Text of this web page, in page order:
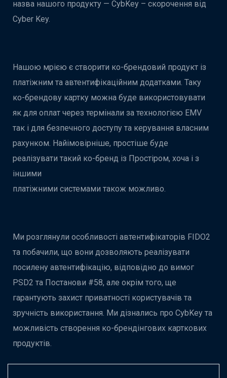
назва нашого продукту — CybKey – скорочення від
Cyber Key.
Нашою мрією є створити ко-брендовий продукт із
платіжним та автентифікаційним додатками. Таку
ко-брендову картку можна буде використовувати
як для оплат через термінали за технологією EMV
так і для безпечного доступу та керування власним
рахунком. Найімовірніше, простіше буде
реалізувати такий ко-бренд із Простіром, хоча і з
іншими
платіжними системами також можливо.
Ми розглянули особливості автентифікаторів FIDO2
та побачили, що вони дозволяють реалізувати
посилену автентифікацію, відповідно до вимог
PSD2 та Постанови #58, але окрім того, ще
гарантують захист приватності користувачів та
зручність використання. Ми дізнались про CybKey та
можливість створення ко-брендінгових карткових
продуктів.